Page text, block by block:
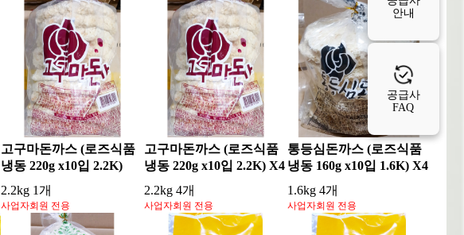
안내
공급사
FAQ
고구마돈까스 (로즈식품
냉동 220g x10입 2.2K)
2.2kg 1개
사업자회원 전용
고구마돈까스 (로즈식품
냉동 220g x10입 2.2K) X4
2.2kg 4개
사업자회원 전용
통등심돈까스 (로즈식품
냉동 160g x10입 1.6K) X4
1.6kg 4개
사업자회원 전용